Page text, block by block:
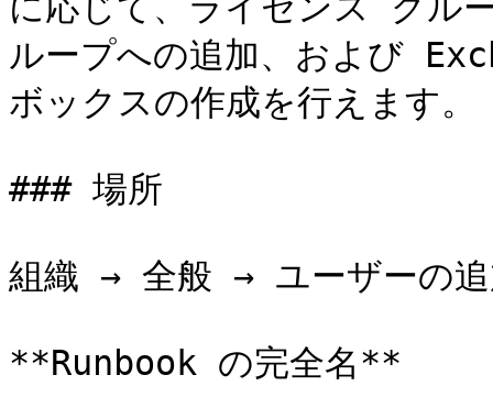
ループへの追加、および
ボックスの作成を行えます。
### 場所
組織 → 全般 → ユーザーの
**Runbook の完全名**